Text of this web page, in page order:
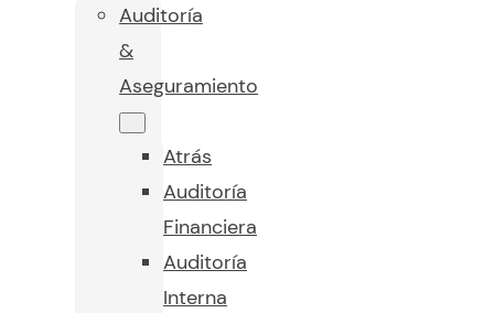
Auditoría
&
Aseguramiento
Atrás
Auditoría
Financiera
Auditoría
Interna